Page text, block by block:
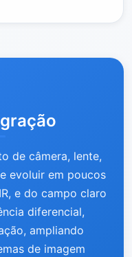
de câmera, lente,
evoluir em poucos
e do campo claro
diferencial,
ampliando
de imagem